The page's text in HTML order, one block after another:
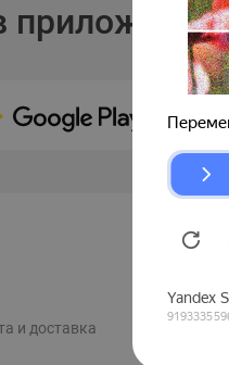
приложении
и доставка